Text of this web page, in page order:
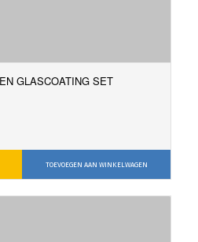
GLASCOATING SET
TOEVOEGEN AAN WINKELWAGEN